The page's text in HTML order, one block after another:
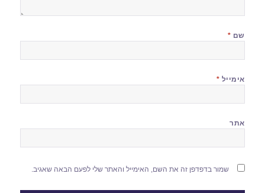
שם *
אימייל *
אתר
שמור בדפדפן זה את השם, האימייל והאתר שלי לפעם הבאה שאגיב.